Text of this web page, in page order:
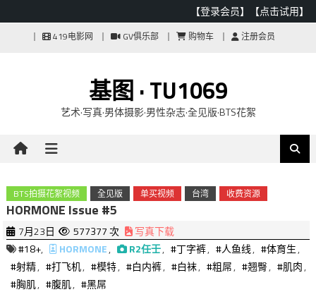
【登录会员】 【点击试用】
419电影网 GV俱乐部 购物车 注册会员
基图 · TU1069
艺术·写真·男体摄影·男性杂志·全见版·BTS花絮
BTS拍摄花絮视频 全见版 单买视频 台湾 收费资源
HORMONE Issue #5
7月23日 577377 次
写真下载
#18+, HORMONE, R2任壬, #丁字裤, #人鱼线, #体育生,
#射精, #打飞机, #模特, #白内裤, #白袜, #粗屌, #翘臀, #肌肉,
#胸肌, #腹肌, #黑屌